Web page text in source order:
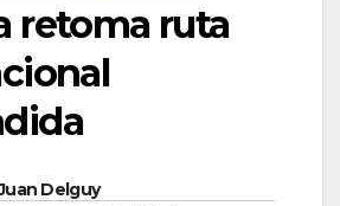
retoma ruta
Delguy